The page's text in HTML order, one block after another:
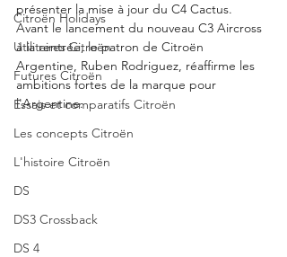
Citroën Holidays
Utilitaires Citroën
Futures Citroën
Essais et comparatifs Citroën
Les concepts Citroën
L'histoire Citroën
DS
DS3 Crossback
DS 4
présenter la mise à jour du C4 Cactus.
Avant le lancement du nouveau C3 Aircross
à la rentrée, le patron de Citroën
Argentine, Ruben Rodriguez, réaffirme les
ambitions fortes de la marque pour
l'Argentine.